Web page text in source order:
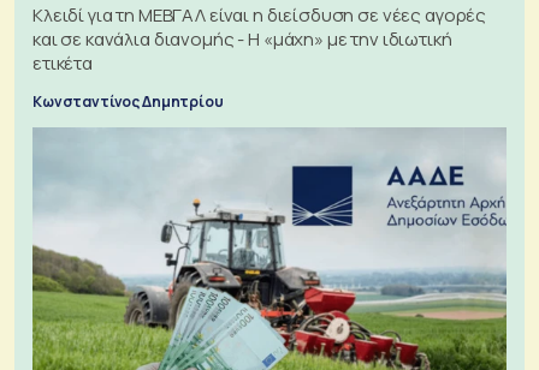
Κλειδί για τη ΜΕΒΓΑΛ είναι η διείσδυση σε νέες αγορές
και σε κανάλια διανομής - Η «μάχη» με την ιδιωτική
ετικέτα
Κωνσταντίνος Δημητρίου